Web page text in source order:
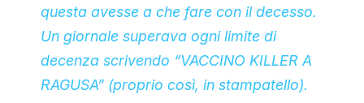
questa avesse a che fare con il decesso.
Un giornale superava ogni limite di
decenza scrivendo “VACCINO KILLER A
RAGUSA” (proprio così, in stampatello).